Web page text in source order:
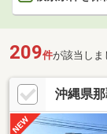
209件が該当しま
沖縄県